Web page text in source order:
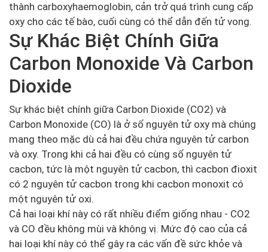
thành carboxyhaemoglobin, cản trở quá trình cung cấp
oxy cho các tế bào, cuối cùng có thể dẫn đến tử vong.
Sự Khác Biệt Chính Giữa
Carbon Monoxide Và Carbon
Dioxide
Sự khác biệt chính giữa Carbon Dioxide (CO2) và
Carbon Monoxide (CO) là ở số nguyên tử oxy mà chúng
mang theo mặc dù cả hai đều chứa nguyên tử carbon
và oxy. Trong khi cả hai đều có cùng số nguyên tử
cacbon, tức là một nguyên tử cacbon, thì cacbon đioxit
có 2 nguyên tử cacbon trong khi cacbon monoxit có
một nguyên tử oxi.
Cả hai loại khí này có rất nhiều điểm giống nhau - CO2
và CO đều không mùi và không vị. Mức độ cao của cả
hai loại khí này có thể gây ra các vấn đề sức khỏe và